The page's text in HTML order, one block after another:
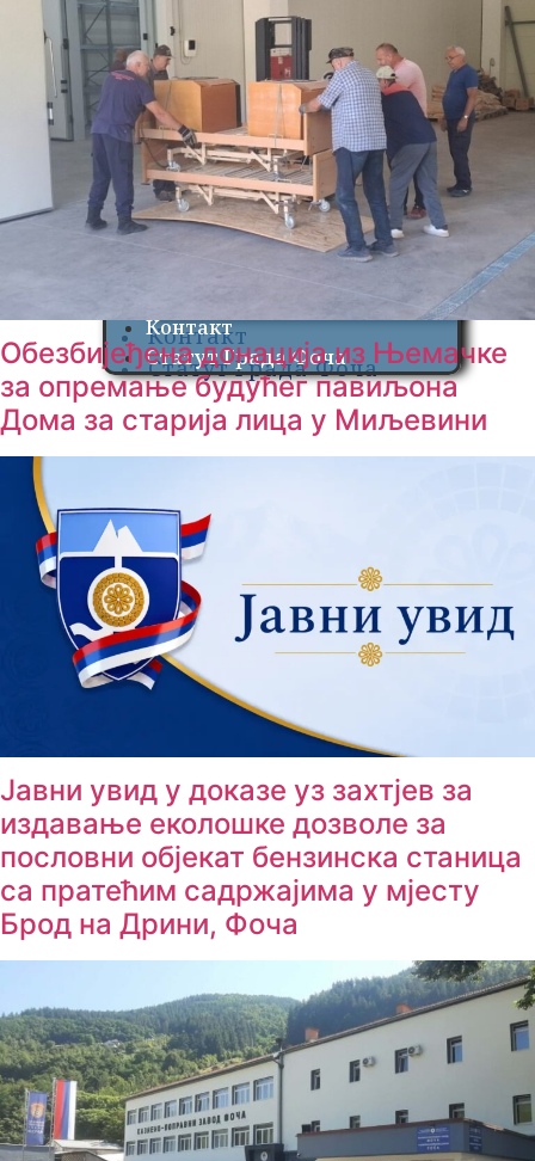
сједница Скупштине
Општине Фоча
Службени гласници
Мјесне заједнице
Радна тијела Скупштине
Састав Скупштине
ОИК Фоча
ОИК обавјештења
Привремени бирачки
Контакт
Статут Града Фоча
сједница Скупштине
Општине Фоча
Службени гласници
Мјесне заједнице
Радна тијела Скупштине
Састав Скупштине
ОИК Фоча
ОИК обавјештења
Привремени бирачки
списак 166 ФОЧА
Контакт
Статут Града Фоча
Обезбијеђена донација из Њемачке
за опремање будућег павиљона
Дома за старија лица у Миљевини
Јавни увид у доказе уз захтјев за
издавање еколошке дозволе за
пословни објекат бензинска станица
са пратећим садржајима у мјесту
Брод на Дрини, Фоча